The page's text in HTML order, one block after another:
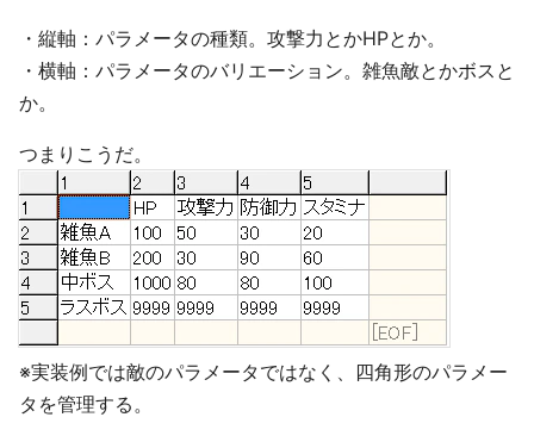
・縦軸：パラメータの種類。攻撃力とかHPとか。
・横軸：パラメータのバリエーション。雑魚敵とかボスと
か。
つまりこうだ。
※実装例では敵のパラメータではなく、四角形のパラメー
タを管理する。